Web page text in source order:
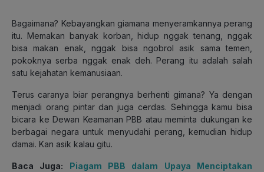
Bagaimana? Kebayangkan giamana menyeramkannya perang
itu. Memakan banyak korban, hidup nggak tenang, nggak
bisa makan enak, nggak bisa ngobrol asik sama temen,
pokoknya serba nggak enak deh. Perang itu adalah salah
satu kejahatan kemanusiaan.
Terus caranya biar perangnya berhenti gimana? Ya dengan
menjadi orang pintar dan juga cerdas. Sehingga kamu bisa
bicara ke Dewan Keamanan PBB atau meminta dukungan ke
berbagai negara untuk menyudahi perang, kemudian hidup
damai. Kan asik kalau gitu.
Baca Juga: Piagam PBB dalam Upaya Menciptakan